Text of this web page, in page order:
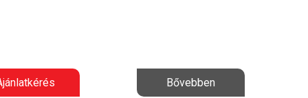
Bővebben